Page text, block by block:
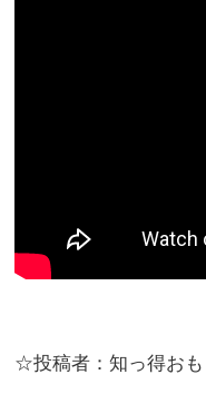
☆投稿者：知っ得おも